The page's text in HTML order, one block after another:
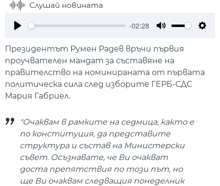
Слушай новината
-02:28
Президентът Румен Радев връчи първия
проучвателен мандат за съставяне на
правителство на номинираната от първата
политическа сила след изборите ГЕРБ-СДС
Мария Габриел.
"Очаквам в рамките на седмица, както е
по конституция, да представите
структура и състав на Министерски
съвет. Осъзнавате, че Ви очакват
доста препятствия по този път, но
ще Ви очаквам следващия понеделник